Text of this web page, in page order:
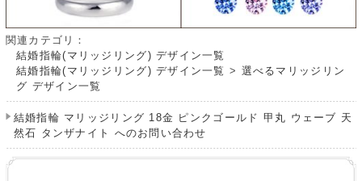
関連カテゴリ：
結婚指輪(マリッジリング) デザイン一覧
結婚指輪(マリッジリング) デザイン一覧 > 選べるマリッジリン
グ デザイン一覧
結婚指輪 マリッジリング 18金 ピンクゴールド 甲丸 ウェーブ 天
然石 タンザナイト へのお問い合わせ